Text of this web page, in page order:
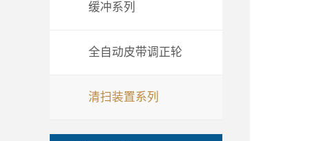
缓冲系列
全自动皮带调正轮
清扫装置系列